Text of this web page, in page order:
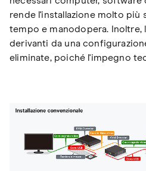
rende l'installazione molto più
tempo e manodopera.
derivanti da una
eliminate, poiché l'impegno